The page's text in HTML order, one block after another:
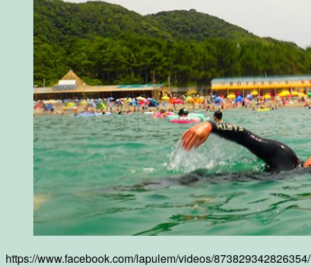
https://www.facebook.com/lapulem/videos/873829342826354/